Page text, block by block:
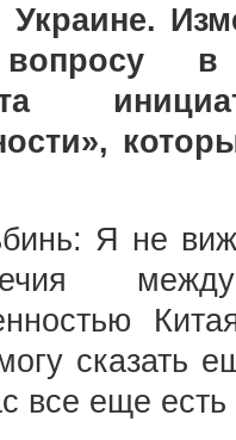
в
Я не
сказать
все еще